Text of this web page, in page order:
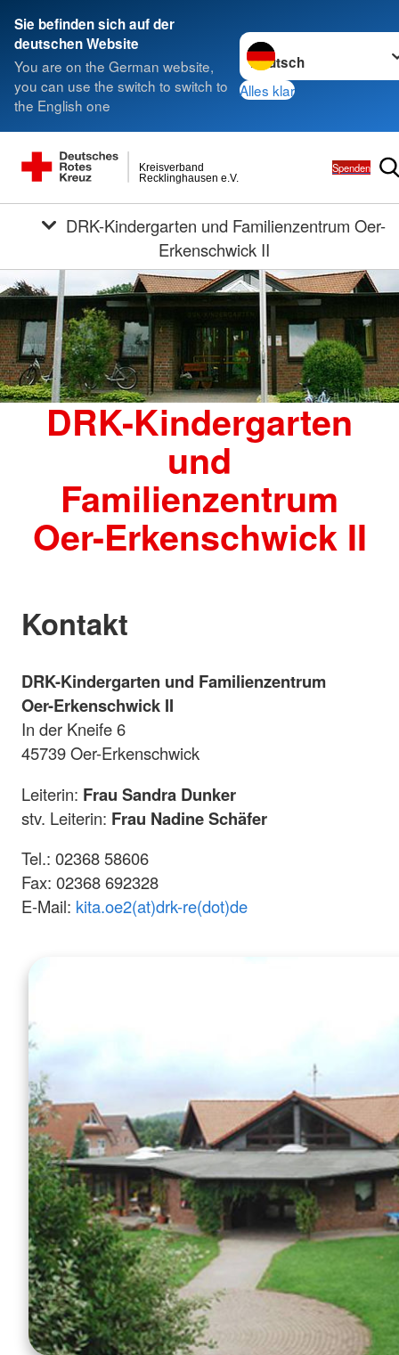
Sie befinden sich auf der
deutschen Website
You are on the German website,
you can use the switch to switch to
the English one
Sprache wechseln zu
Alles klar
Recklinghausen e.V.
Kreisverband Spenden
Erkenschwick II
DRK-Kindergarten
und
Familienzentrum
Oer-Erkenschwick II
Kontakt
DRK-Kindergarten und Familienzentrum
Oer-Erkenschwick II
In der Kneife 6
45739 Oer-Erkenschwick
Leiterin: Frau Sandra Dunker
stv. Leiterin: Frau Nadine Schäfer
Tel.: 02368 58606
Fax: 02368 692328
E-Mail: kita.oe2(at)drk-re(dot)de